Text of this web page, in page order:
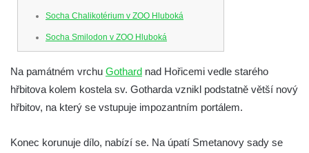
Socha Chalikotérium v ZOO Hluboká
Socha Smilodon v ZOO Hluboká
Socha Plejtvák obrovský v ZOO Hluboká
Socha Mamutí lebka v ZOO Hluboká
Na památném vrchu Gothard nad Hořicemi vedle starého
hřbitova kolem kostela sv. Gotharda vznikl podstatně větší nový
hřbitov, na který se vstupuje impozantním portálem.
Konec korunuje dílo, nabízí se. Na úpatí Smetanovy sady se